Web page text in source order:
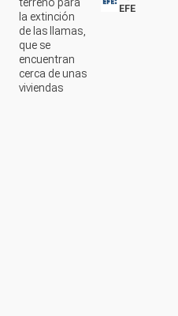
la extinción
de las llamas,
que se
encuentran
cerca de unas
viviendas